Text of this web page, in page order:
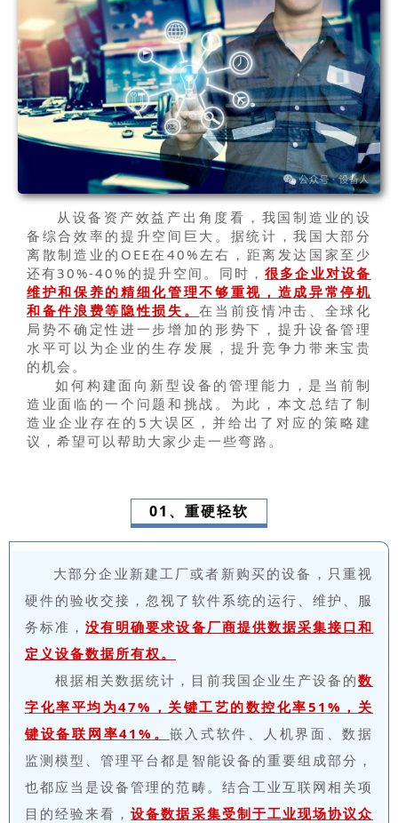
从设备资产效益产出角度看，我国制造业的设
备综合效率的提升空间巨大。据统计，我国大部分
离散制造业的OEE在40%左右，距离发达国家至少
还有30%-40%的提升空间。同时， 很多企业对设备
维护和保养的精细化管理不够重视，造成异常停机
和备件浪费等隐性损失。在当前疫情冲击、全球化
局势不确定性进一步增加的形势下，提升设备管理
水平可以为企业的生存发展，提升竞争力带来宝贵
的机会。
如何构建面向新型设备的管理能力，是当前制
造业面临的一个问题和挑战。为此，本文总结了制
造业企业存在的5大误区，并给出了对应的策略建
议，希望可以帮助大家少走一些弯路。
01、重硬轻软
大部分企业新建工厂或者新购买的设备，只重视
硬件的验收交接，忽视了软件系统的运行、维护、服
务标准，没有明确要求设备厂商提供数据采集接口和
定义设备数据所有权。
根据相关数据统计，目前我国企业生产设备的数
字化率平均为47%，关键工艺的数控化率51%，关
键设备联网率41%。 嵌入式软件、人机界面、数据
监测模型、管理平台都是智能设备的重要组成部分，
也都应当是设备管理的范畴。结合工业互联网相关项
目的经验来看，设备数据采集受制于工业现场协议众